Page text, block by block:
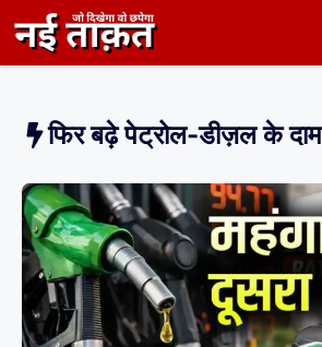
to
content
फिर बढ़े पेट्रोल-डीज़ल के दाम